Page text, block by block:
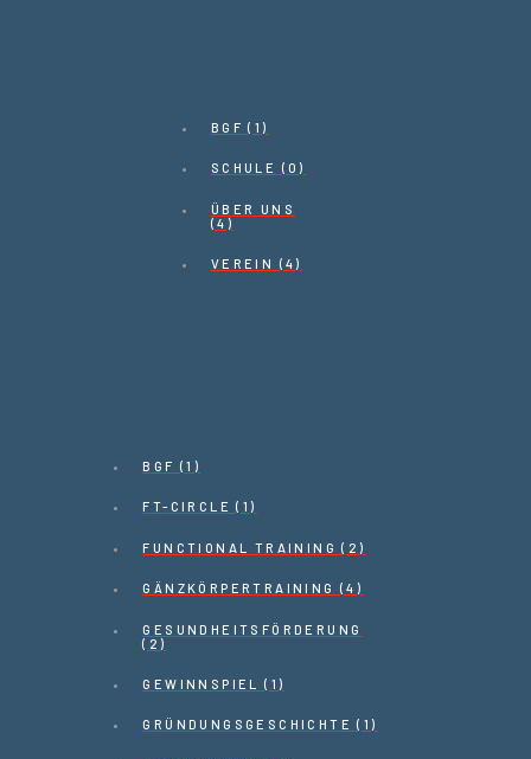
BGF (1)
SCHULE (0)
ÜBER UNS
(4)
VEREIN (4)
BGF (1)
FT-CIRCLE (1)
FUNCTIONAL TRAINING (2)
GÄNZKÖRPERTRAINING (4)
GESUNDHEITSFÖRDERUNG
(2)
GEWINNSPIEL (1)
GRÜNDUNGSGESCHICHTE (1)